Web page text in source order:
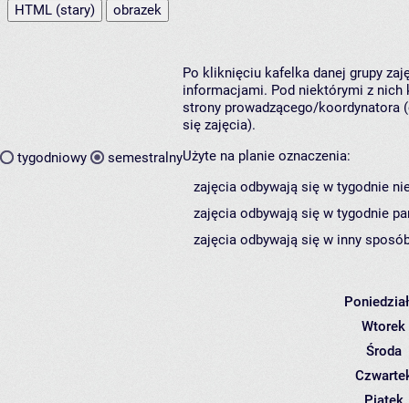
HTML (stary)
obrazek
tygodniowy semestralny
Po kliknięciu kafelka danej grupy
informacjami. Pod niektórymi z nich
strony prowadzącego/koordynatora
się zajęcia).
Użyte na planie oznaczenia:
zajęcia odbywają się w tygodnie
zajęcia odbywają się w tygodnie
zajęcia odbywają się w inny
Wtorek
Środa